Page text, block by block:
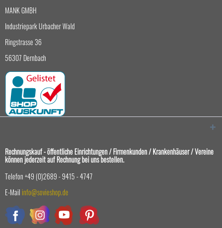
MANK GMBH
Industriepark Urbacher Wald
Ringstrasse 36
56307 Dernbach
Rechnungskauf - öffentliche Einrichtungen / Firmenkunden / Krankenhäuser / Vereine
können jederzeit auf Rechnung bei uns bestellen.
Telefon +49 (0)2689 - 9415 - 4747
E-Mail info@sovieshop.de